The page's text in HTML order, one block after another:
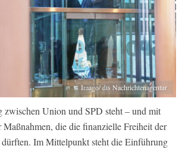
Imago/ dts Nachrichtenagentur
zwischen Union und SPD steht – und mit
Maßnahmen, die die finanzielle Freiheit der
Im Mittelpunkt steht die Einführung